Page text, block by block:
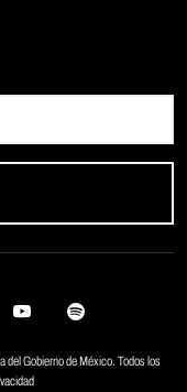
del Gobierno de México. Todos los